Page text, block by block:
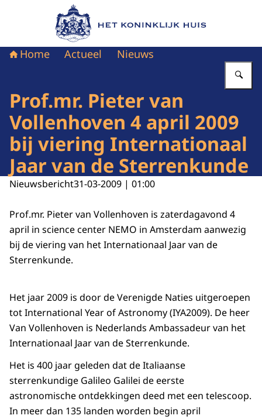
Naar de homepage van Het Koninklijk Huis
Home Actueel Nieuws
Prof.mr. Pieter van
Vollenhoven 4 april 2009
bij viering Internationaal
Jaar van de Sterrenkunde
Nieuwsbericht31-03-2009 | 01:00
Prof.mr. Pieter van Vollenhoven is zaterdagavond 4
april in science center NEMO in Amsterdam aanwezig
bij de viering van het Internationaal Jaar van de
Sterrenkunde.
Het jaar 2009 is door de Verenigde Naties uitgeroepen
tot International Year of Astronomy (IYA2009). De heer
Van Vollenhoven is Nederlands Ambassadeur van het
Internationaal Jaar van de Sterrenkunde.
Het is 400 jaar geleden dat de Italiaanse
sterrenkundige Galileo Galilei de eerste
astronomische ontdekkingen deed met een telescoop.
In meer dan 135 landen worden begin april